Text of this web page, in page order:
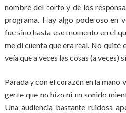
nombre del corto y de los
programa. Hay algo poderoso en
fue sino hasta ese momento en el
me di cuenta que era real. No quité
veía que a veces las cosas (a veces)
Parada y con el corazón en la mano
gente que no hizo ni un sonido
Una audiencia bastante ruidosa